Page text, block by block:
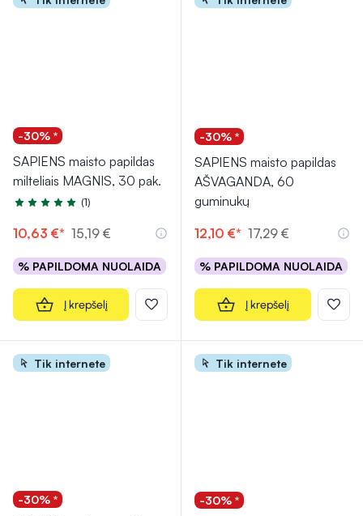
-30% *
SAPIENS maisto papildas
milteliais MAGNIS, 30 pak.
Įvertinimas 5.0 iš 5
(1)
10,63 €* 15,19 €
% PAPILDOMA NUOLAIDA
Į krepšelį
-30% *
SAPIENS maisto papildas
AŠVAGANDA, 60
guminukų
12,10 €* 17,29 €
% PAPILDOMA NUOLAIDA
Į krepšelį
Tik internete
-30% *
Tik internete
-30% *